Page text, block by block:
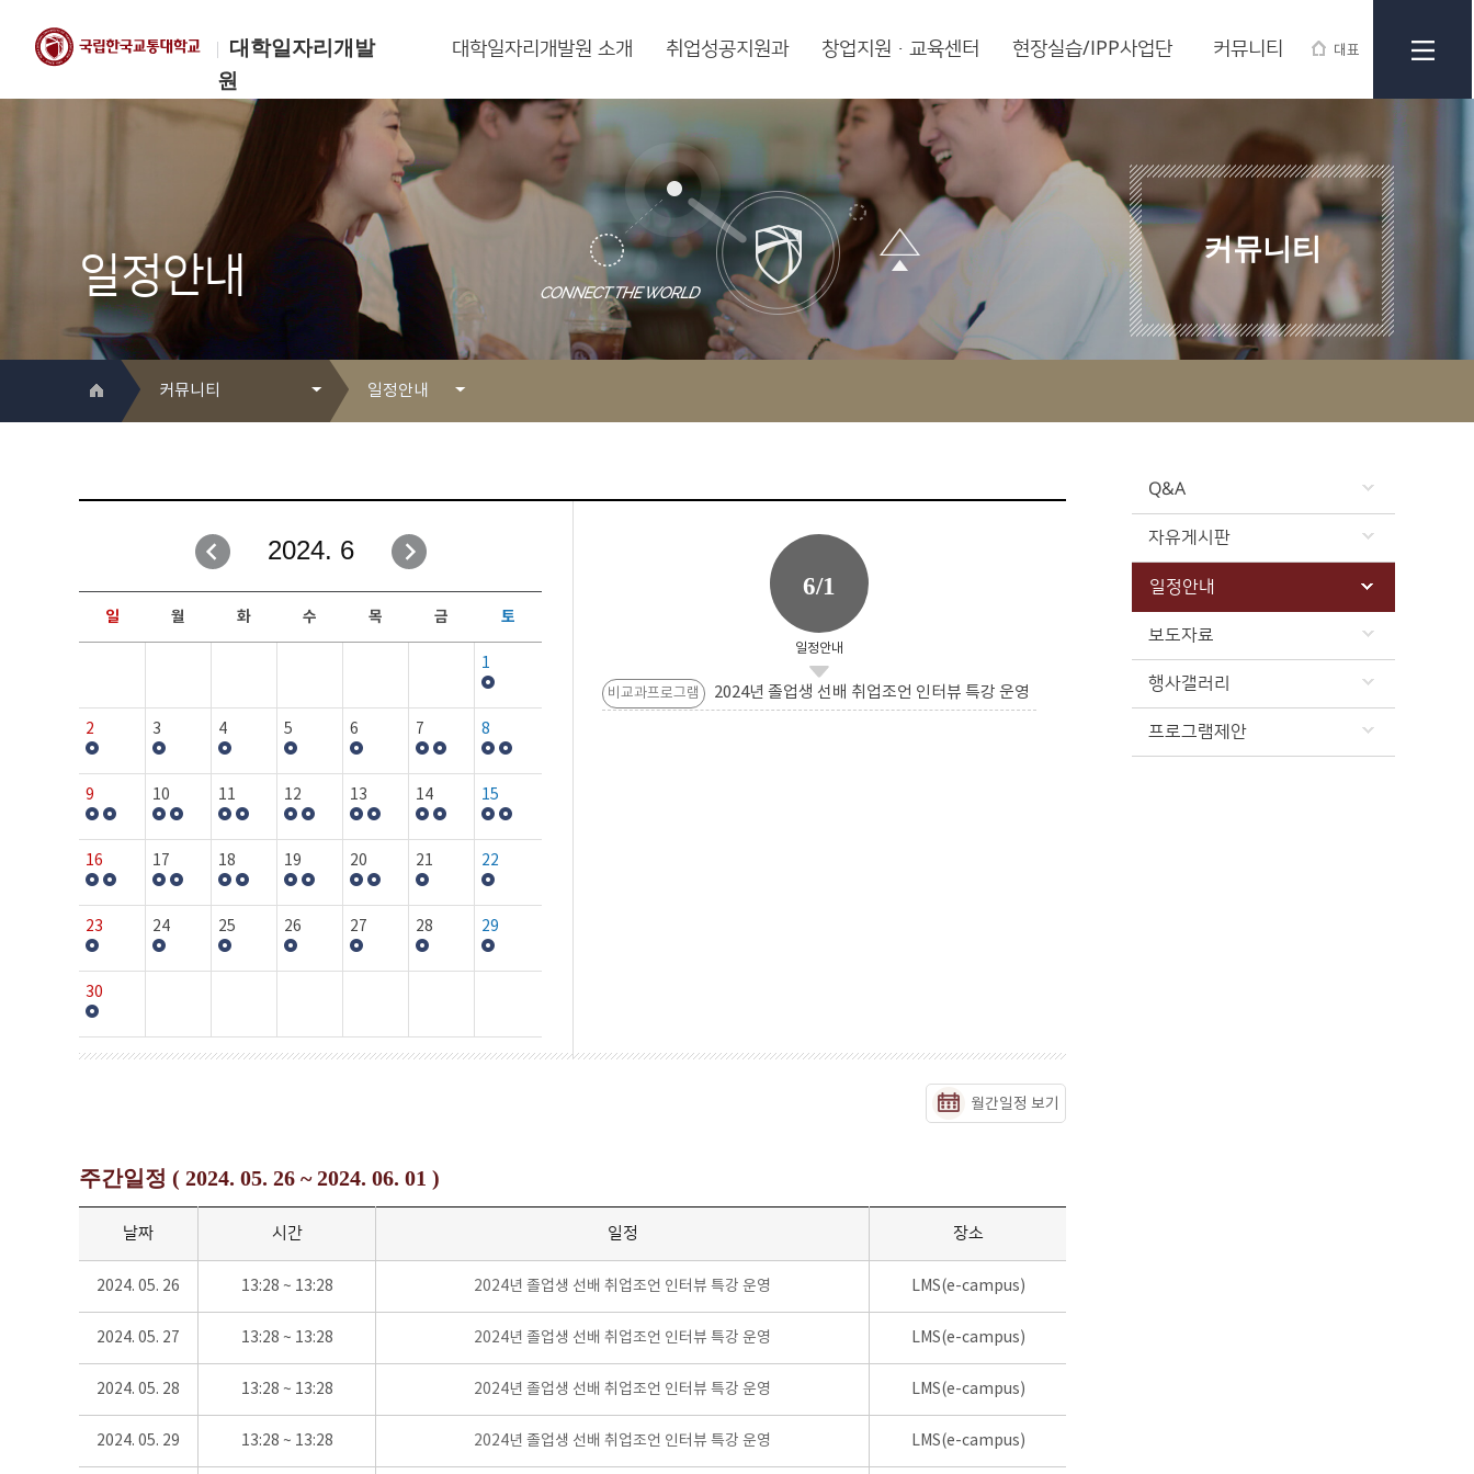
대학일자리개발
원
대표
한국교통대학교
대학일자리개발원
대학일자리개발원 소개 취업성공지원과 창업지원·교육센터 현장실습/IPP사업단 커뮤니티
일정안내
커뮤니티
커뮤니티
취업성공지원과
창업지원·교육센터
현장실습/IPP사업단
커뮤니티
일정안내
자유게시판
일정안내
보도자료
행사갤러리
Q&A
자유게시판
일정안내
보도자료
행사갤러리
프로그램제안
2024. 6
일 월 화 수 목 금 토
1
2 3 4 5 6 7 8
9 10 11 12 13 14 15
16 17 18 19 20 21 22
23 24 25 26 27 28 29
30
6/1
일정안내
비교과프로그램 2024년 졸업생 선배 취업조언 인터뷰 특강 운영
월간일정 보기
주간일정 ( 2024. 05. 26 ~ 2024. 06. 01 )
날짜 시간 일정 장소
2024. 05. 26 13:28 ~ 13:28 2024년 졸업생 선배 취업조언 인터뷰 특강 운영 LMS(e-campus)
2024. 05. 27 13:28 ~ 13:28 2024년 졸업생 선배 취업조언 인터뷰 특강 운영 LMS(e-campus)
2024. 05. 28 13:28 ~ 13:28 2024년 졸업생 선배 취업조언 인터뷰 특강 운영 LMS(e-campus)
2024. 05. 29 13:28 ~ 13:28 2024년 졸업생 선배 취업조언 인터뷰 특강 운영 LMS(e-campus)